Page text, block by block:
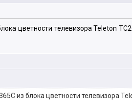
цветности телевизора Teleton
из блока цветности телевизора